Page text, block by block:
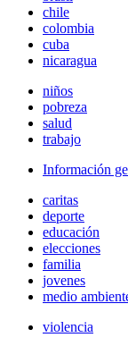
chile
colombia
cuba
nicaragua
niños
pobreza
salud
trabajo
Información
caritas
deporte
educación
elecciones
familia
jovenes
medio
violencia